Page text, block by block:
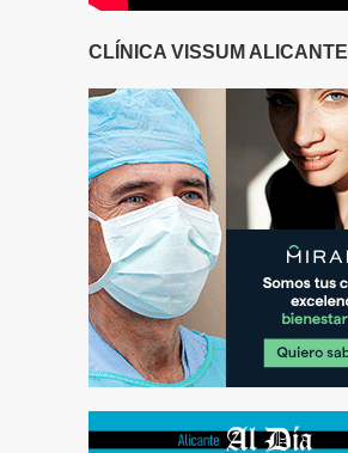
CLÍNICA VISSUM ALICANTE